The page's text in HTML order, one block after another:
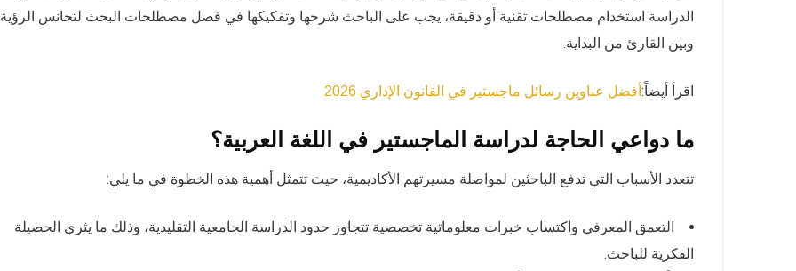
الدراسة استخدام مصطلحات تقنية أو دقيقة، يجب على الباحث شرحها وتفكيكها في فصل مصطلحات البحث لتجانس الرؤية
وبين القارئ من البداية.
اقرأ أيضاً: أفضل عناوين رسائل ماجستير في القانون الإداري 2026
ما دواعي الحاجة لدراسة الماجستير في اللغة العربية؟
تتعدد الأسباب التي تدفع الباحثين لمواصلة مسيرتهم الأكاديمية، حيث تتمثل أهمية هذه الخطوة في ما يلي:
التعمق المعرفي واكتساب خبرات معلوماتية تخصصية تتجاوز حدود الدراسة الجامعية التقليدية، وذلك ما يثري الحصيلة
الفكرية للباحث.